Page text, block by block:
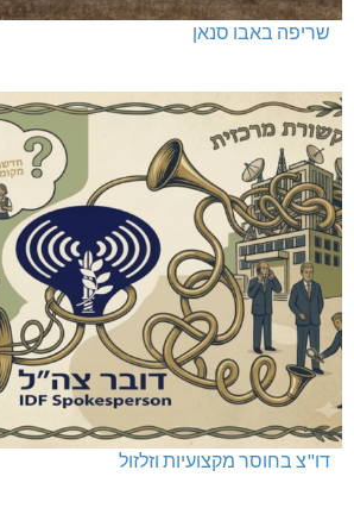
שריפה באבו סנאן
דו"צ בחוסר מקצועיות וזלזול